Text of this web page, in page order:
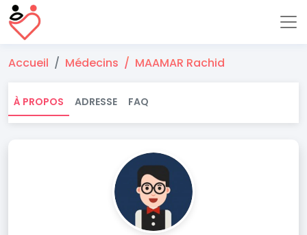
Accueil Médecins MAAMAR Rachid
À PROPOS ADRESSE FAQ